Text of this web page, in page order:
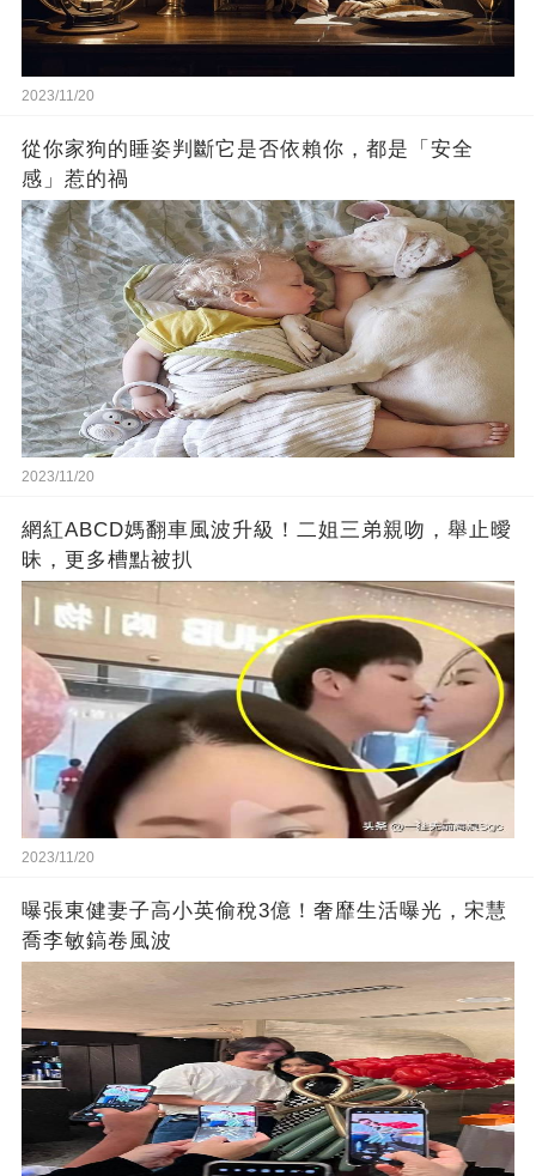
2023/11/20
從你家狗的睡姿判斷它是否依賴你，都是「安全
感」惹的禍
2023/11/20
網紅ABCD媽翻車風波升級！二姐三弟親吻，舉止曖
昧，更多槽點被扒
2023/11/20
曝張東健妻子高小英偷稅3億！奢靡生活曝光，宋慧
喬李敏鎬卷風波